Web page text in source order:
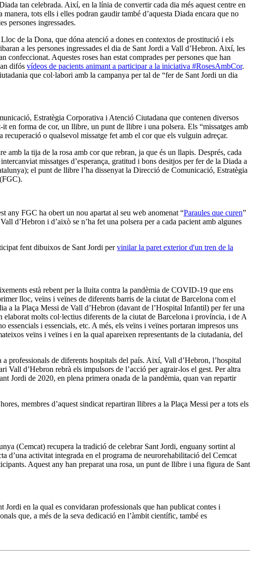
tan celebrada. Així, en la línia de convertir cada dia més aquest centre en
tots ells i elles podran gaudir també d’aquesta Diada encara que no
persones ingressades.
de la Dona, que dóna atenció a dones en contextos de prostitució i els
a les persones ingressades el dia de Sant Jordi a Vall d’Hebron. Així, les
confeccionat. Aquestes roses han estat comprades per persones que han
difós vídeos de pacients animant a participar a la iniciativa #RosesAmbCor.
que col·labori amb la campanya per tal de “fer de Sant Jordi un dia
Estratègia Corporativa i Atenció Ciutadana que contenen diversos
en forma de cor, un llibre, un punt de llibre i una polsera. Els “missatges amb
recuperació o qualsevol missatge fet amb el cor que els vulguin adreçar.
amb la tija de la rosa amb cor que rebran, ja que és un llapis. Després, cada
missatges d’esperança, gratitud i bons desitjos per fer de la Diada a
el punt de llibre l’ha dissenyat la Direcció de Comunicació, Estratègia
any FGC ha obert un nou apartat al seu web anomenat “Paraules que curen”
d’Hebron i d’això se n’ha fet una polsera per a cada pacient amb algunes
fent dibuixos de Sant Jordi pervinilar la paret exterior d'un tren de la
està rebent per la lluita contra la pandèmia de COVID-19 que ens
lloc, veïns i veïnes de diferents barris de la ciutat de Barcelona com el
a la Plaça Messi de Vall d’Hebron (davant de l’Hospital Infantil) per fer una
molts col·lectius diferents de la ciutat de Barcelona i província, i de A
essencials i essencials, etc. A més, els veïns i veïnes portaran impresos uns
veïns i veïnes i en la qual apareixen representants de la ciutadania, del
professionals de diferents hospitals del país. Així, Vall d’Hebron, l’hospital
d’Hebron rebrà els impulsors de l’acció per agrair-los el gest. Per altra
Jordi de 2020, en plena primera onada de la pandèmia, quan van repartir
membres d’aquest sindicat repartiran llibres a la Plaça Messi per a tots els
(Cemcat) recupera la tradició de celebrar Sant Jordi, enguany sortint al
d’una activitat integrada en el programa de neurorehabilitació del Cemcat
Aquest any han preparat una rosa, un punt de llibre i una figura de Sant
en la qual es convidaran professionals que han publicat contes i
que, a més de la seva dedicació en l’àmbit científic, també es